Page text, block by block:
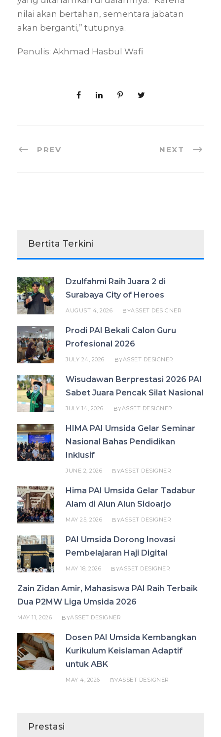
nilai akan bertahan, sementara jabatan
akan berganti,” tutupnya.
Penulis: Akhmad Hasbul Wafi
PREV NEXT
Bertita Terkini
Dzulfahmi Raih Juara 2 di
Surabaya City of Heroes
AUGUST 4, 2026 BYASSET DESIGNER
Prodi PAI Bekali Calon Guru
Profesional 2026
JULY 24, 2026 BYASSET DESIGNER
Wisudawan Berprestasi 2026 PAI
Sabet Juara Pencak Silat Nasional
JULY 14, 2026 BYASSET DESIGNER
HIMA PAI Umsida Gelar Seminar
Nasional Bahas Pendidikan
Inklusif
JUNE 2, 2026 BYASSET DESIGNER
Hima PAI Umsida Gelar Tadabur
Alam di Alun Alun Sidoarjo
MAY 25, 2026 BYASSET DESIGNER
PAI Umsida Dorong Inovasi
Pembelajaran Haji Digital
MAY 18, 2026 BYASSET DESIGNER
Zain Zidan Amir, Mahasiswa PAI Raih Terbaik
Dua P2MW Liga Umsida 2026
MAY 11, 2026 BYASSET DESIGNER
Dosen PAI Umsida Kembangkan
Kurikulum Keislaman Adaptif
untuk ABK
MAY 4, 2026 BYASSET DESIGNER
Prestasi